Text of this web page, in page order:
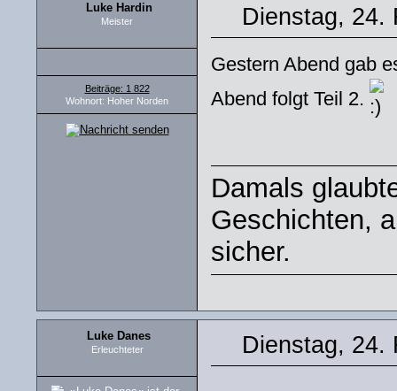
Luke Hardin
Meister
Beiträge: 1 822
Wohnort: Hoher Norden
Dienstag, 24.
Gestern Abend gab
Abend folgt Teil 2.
Damals
Geschichten,
sicher.
Luke Danes
Erleuchteter Dienstag, 24.